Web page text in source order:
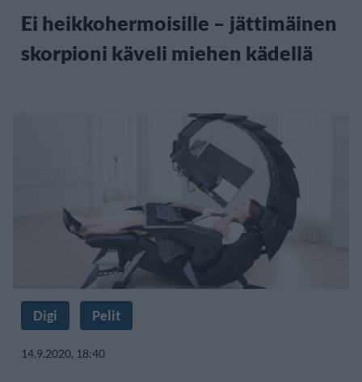
Ei heikkohermoisille – jättimäinen
skorpioni käveli miehen kädellä
Digi Pelit
14.9.2020, 18:40